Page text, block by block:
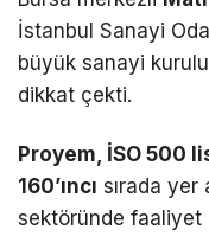
İstanbul Sanayi
büyük sanayi
dikkat çekti.
Proyem, İSO 500
160’ıncı sırada yer
sektöründe faaliyet